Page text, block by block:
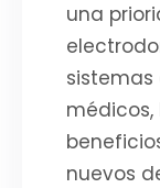
una
sistemas
médicos,
nuevos